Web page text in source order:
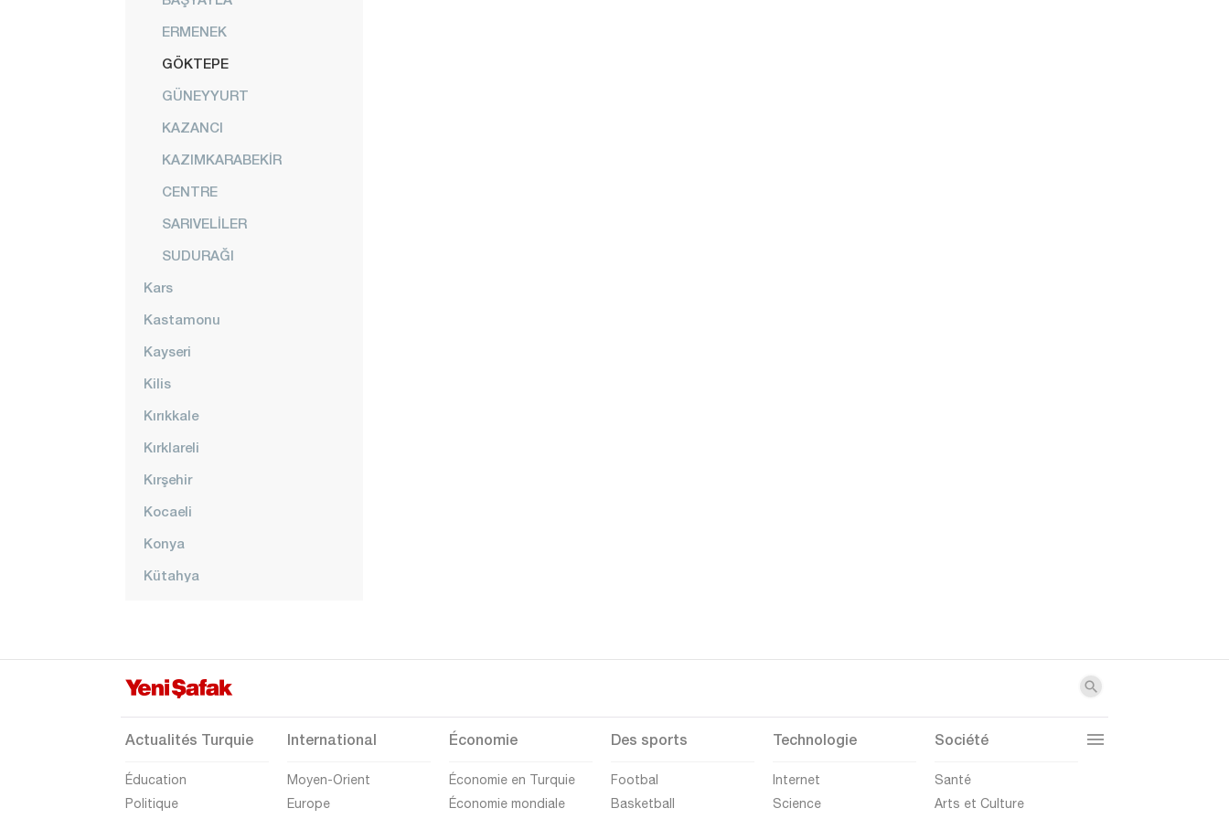
ERMENEK
GÖKTEPE
GÜNEYYURT
KAZANCI
KAZIMKARABEKİR
CENTRE
SARIVELİLER
SUDURAĞI
Kars
Kastamonu
Kayseri
Kilis
Kırıkkale
Kırklareli
Kırşehir
Kocaeli
Konya
Kütahya
Mersin
Muğla
Nevşehir
Actualités Turquie
Éducation
Politique
International
Moyen-Orient
Europe
Économie
Économie en Turquie
Économie mondiale
Des sports
Footbal
Basketball
Technologie
Internet
Science
Société
Santé
Arts et Culture